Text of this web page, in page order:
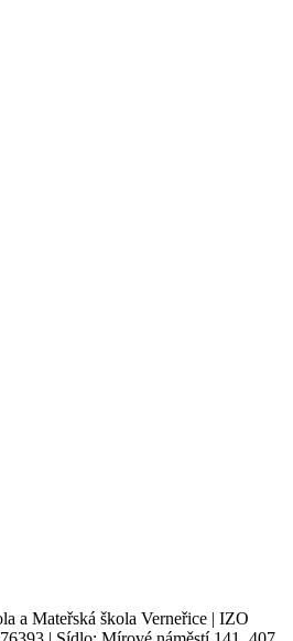
a Mateřská škola Verneřice | IZO